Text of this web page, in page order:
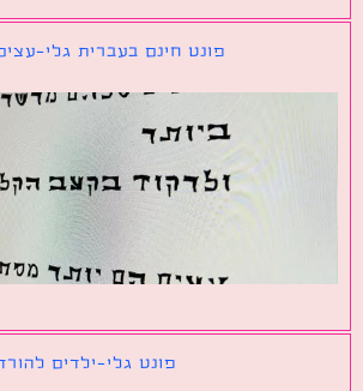
פונט חינם בעברית גלי-עצים gali-wood
פונט גלי-ילדים להורדה חינם